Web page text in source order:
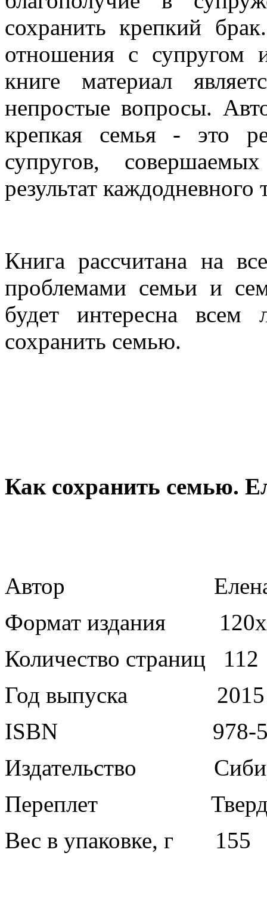
сохранить крепкий
отношения с супругом
книге материал
непростые вопросы.
крепкая семья - это
супругов,
результат каждодневного
Книга рассчитана на
проблемами семьи и
будет интересна
сохранить семью.
Как сохранить семью.
Автор Елена
Формат издания
Количество страниц 112
Год выпуска 2015
ISBN 978-5-
Издательство
Переплет Твердый
Вес в упаковке, г 155